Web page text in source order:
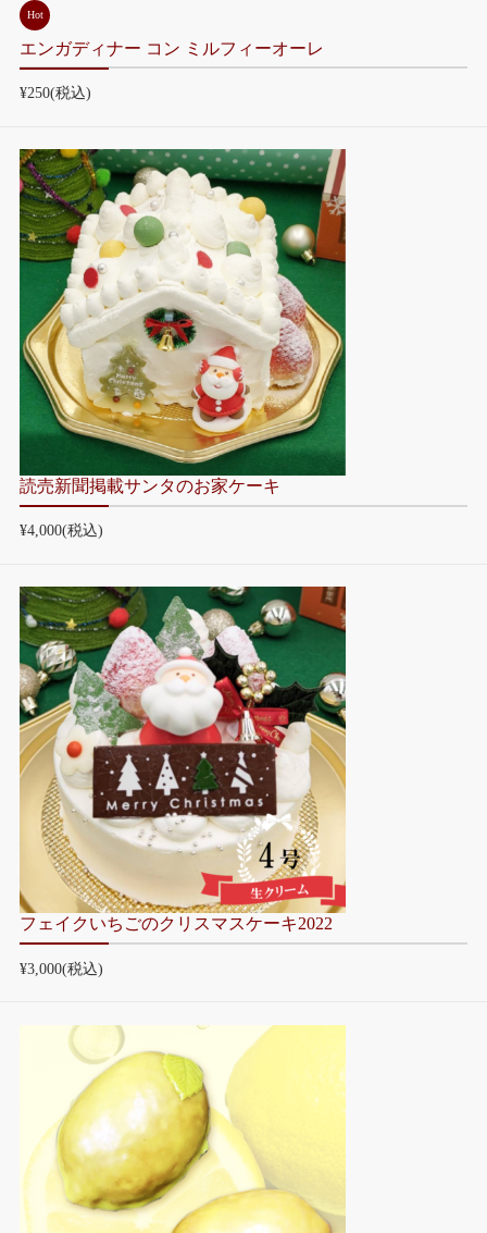
Hot
エンガディナー コン ミルフィーオーレ
¥250(税込)
読売新聞掲載サンタのお家ケーキ
¥4,000(税込)
フェイクいちごのクリスマスケーキ2022
¥3,000(税込)